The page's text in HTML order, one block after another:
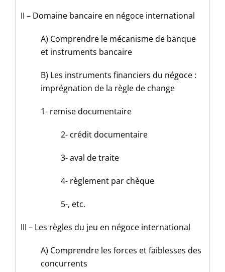
II – Domaine bancaire en négoce international
A) Comprendre le mécanisme de banque
et instruments bancaire
B) Les instruments financiers du négoce :
imprégnation de la règle de change
1- remise documentaire
2- crédit documentaire
3- aval de traite
4- règlement par chèque
5-, etc.
III – Les règles du jeu en négoce international
A) Comprendre les forces et faiblesses des
concurrents